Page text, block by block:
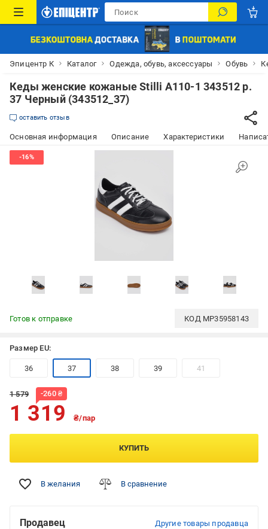
Эпицентр К Каталог Одежда, обувь, аксессуары Обувь
Кеды женские кожаные Stilli A110-1 343512 р.
37 Черный (343512_37)
оставить отзыв
Основная информация Описание Характеристики
Готов к отправке КОД MP35958143
Размер EU:
36 37 38 39 41
1 579 -260₴
1 319 ₴/пар
КУПИТЬ
В желания В сравнение
Продавец Другие товары продавца